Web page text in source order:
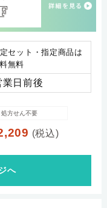
セット・指定商品は
無料
業日前後
(税込)
処方せん不要
へ